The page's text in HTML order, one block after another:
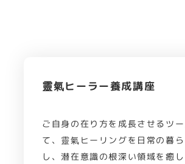
靈氣ヒーラー養成講座
ご自身の在り方を成長させるツ
て、靈氣ヒーリングを日常の暮
し、潜在意識の根深い領域を癒し